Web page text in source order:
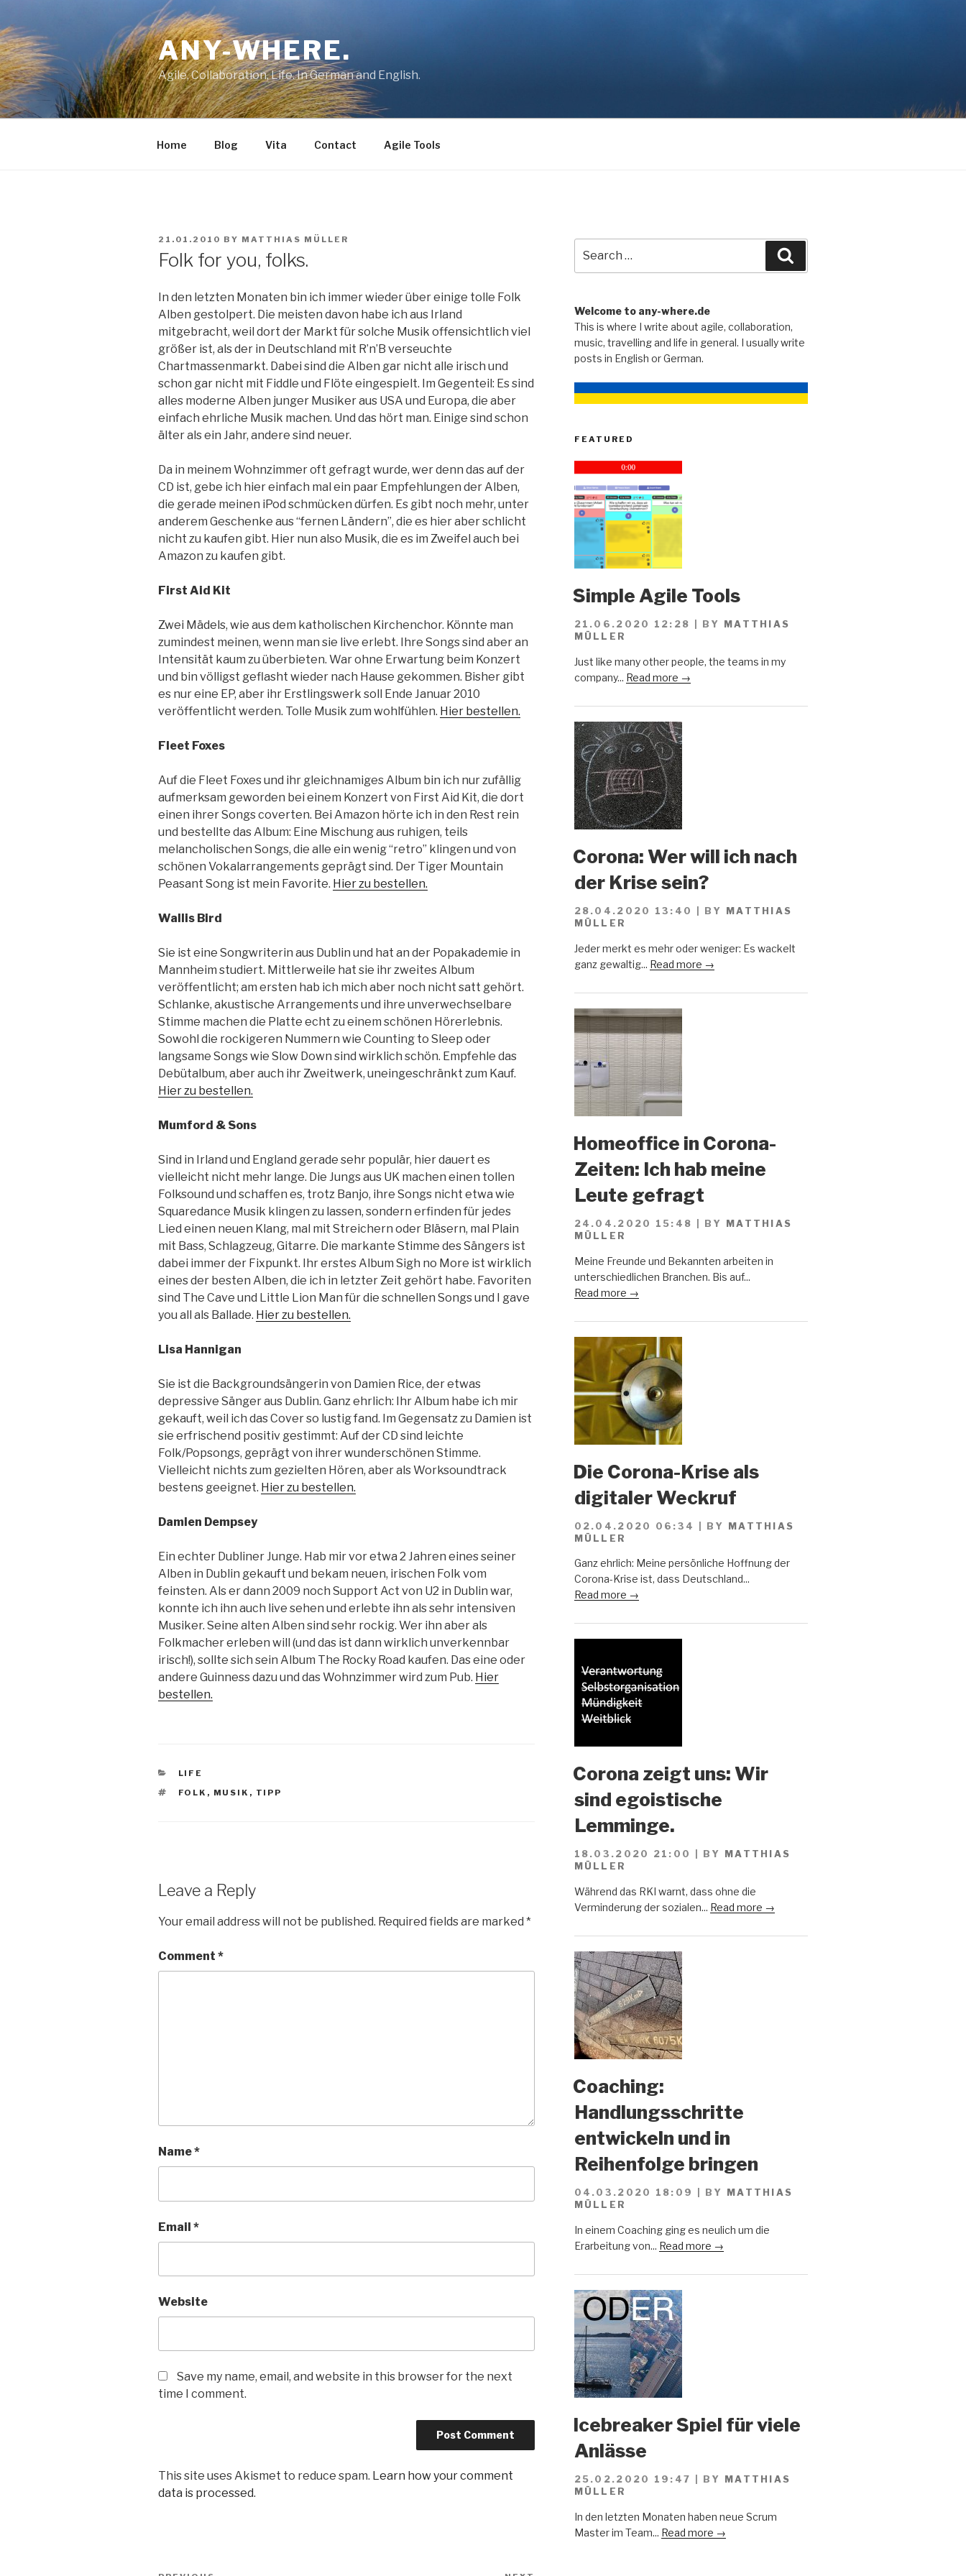
to
content
ANY-WHERE.
Agile, Collaboration, Life. In German and English.
Home Blog Vita Contact Agile Tools
POSTED
21.01.2010 BY MATTHIAS MÜLLER
Folk for you, folks.
In den letzten Monaten bin ich immer wieder über einige tolle Folk
Alben gestolpert. Die meisten davon habe ich aus Irland
mitgebracht, weil dort der Markt für solche Musik offensichtlich viel
größer ist, als der in Deutschland mit R’n’B verseuchte
Chartmassenmarkt. Dabei sind die Alben gar nicht alle irisch und
schon gar nicht mit Fiddle und Flöte eingespielt. Im Gegenteil: Es sind
alles moderne Alben junger Musiker aus USA und Europa, die aber
einfach ehrliche Musik machen. Und das hört man. Einige sind schon
älter als ein Jahr, andere sind neuer.
Da in meinem Wohnzimmer oft gefragt wurde, wer denn das auf der
CD ist, gebe ich hier einfach mal ein paar Empfehlungen der Alben,
die gerade meinen iPod schmücken dürfen. Es gibt noch mehr, unter
anderem Geschenke aus “fernen Ländern”, die es hier aber schlicht
nicht zu kaufen gibt. Hier nun also Musik, die es im Zweifel auch bei
Amazon zu kaufen gibt.
First Aid Kit
Zwei Mädels, wie aus dem katholischen Kirchenchor. Könnte man
zumindest meinen, wenn man sie live erlebt. Ihre Songs sind aber an
Intensität kaum zu überbieten. War ohne Erwartung beim Konzert
und bin völligst geflasht wieder nach Hause gekommen. Bisher gibt
es nur eine EP, aber ihr Erstlingswerk soll Ende Januar 2010
veröffentlicht werden. Tolle Musik zum wohlfühlen. Hier bestellen.
Fleet Foxes
Auf die Fleet Foxes und ihr gleichnamiges Album bin ich nur zufällig
aufmerksam geworden bei einem Konzert von First Aid Kit, die dort
einen ihrer Songs coverten. Bei Amazon hörte ich in den Rest rein
und bestellte das Album: Eine Mischung aus ruhigen, teils
melancholischen Songs, die alle ein wenig “retro” klingen und von
schönen Vokalarrangements geprägt sind. Der Tiger Mountain
Peasant Song ist mein Favorite. Hier zu bestellen.
Wallis Bird
Sie ist eine Songwriterin aus Dublin und hat an der Popakademie in
Mannheim studiert. Mittlerweile hat sie ihr zweites Album
veröffentlicht; am ersten hab ich mich aber noch nicht satt gehört.
Schlanke, akustische Arrangements und ihre unverwechselbare
Stimme machen die Platte echt zu einem schönen Hörerlebnis.
Sowohl die rockigeren Nummern wie Counting to Sleep oder
langsame Songs wie Slow Down sind wirklich schön. Empfehle das
Debütalbum, aber auch ihr Zweitwerk, uneingeschränkt zum Kauf.
Hier zu bestellen.
Mumford & Sons
Sind in Irland und England gerade sehr populär, hier dauert es
vielleicht nicht mehr lange. Die Jungs aus UK machen einen tollen
Folksound und schaffen es, trotz Banjo, ihre Songs nicht etwa wie
Squaredance Musik klingen zu lassen, sondern erfinden für jedes
Lied einen neuen Klang, mal mit Streichern oder Bläsern, mal Plain
mit Bass, Schlagzeug, Gitarre. Die markante Stimme des Sängers ist
dabei immer der Fixpunkt. Ihr erstes Album Sigh no More ist wirklich
eines der besten Alben, die ich in letzter Zeit gehört habe. Favoriten
sind The Cave und Little Lion Man für die schnellen Songs und I gave
you all als Ballade. Hier zu bestellen.
Lisa Hannigan
Sie ist die Backgroundsängerin von Damien Rice, der etwas
depressive Sänger aus Dublin. Ganz ehrlich: Ihr Album habe ich mir
gekauft, weil ich das Cover so lustig fand. Im Gegensatz zu Damien ist
sie erfrischend positiv gestimmt: Auf der CD sind leichte
Folk/Popsongs, geprägt von ihrer wunderschönen Stimme.
Vielleicht nichts zum gezielten Hören, aber als Worksoundtrack
bestens geeignet. Hier zu bestellen.
Damien Dempsey
Ein echter Dubliner Junge. Hab mir vor etwa 2 Jahren eines seiner
Alben in Dublin gekauft und bekam neuen, irischen Folk vom
feinsten. Als er dann 2009 noch Support Act von U2 in Dublin war,
konnte ich ihn auch live sehen und erlebte ihn als sehr intensiven
Musiker. Seine alten Alben sind sehr rockig. Wer ihn aber als
Folkmacher erleben will (und das ist dann wirklich unverkennbar
irisch!), sollte sich sein Album The Rocky Road kaufen. Das eine oder
andere Guinness dazu und das Wohnzimmer wird zum Pub. Hier
bestellen.
CATEGORIES
LIFE
TAGS
FOLK , MUSIK , TIPP
Leave a Reply
Your email address will not be published. Required fields are marked *
Comment *
Name*
Email *
Website
Save my name, email, and website in this browser for the next
time I comment.
This site uses Akismet to reduce spam. Learn how your comment
data is processed.
Post
for:
Welcome to any-where.de
This is where I write about agile, collaboration,
music, travelling and life in general. I usually write
posts in English or German.
FEATURED
Simple Agile Tools
21.06.2020 12:28 BY
MATTHIAS
MÜLLER
Just like many other people, the teams in my
company... Read more →
Corona: Wer will ich nach
der Krise sein?
28.04.2020 13:40 BY
MATTHIAS
MÜLLER
Jeder merkt es mehr oder weniger: Es wackelt
ganz gewaltig... Read more →
Homeoffice in Corona-
Zeiten: Ich hab meine
Leute gefragt
24.04.2020 15:48 BY
MATTHIAS
MÜLLER
Meine Freunde und Bekannten arbeiten in
unterschiedlichen Branchen. Bis auf...
Read more →
Die Corona-Krise als
digitaler Weckruf
02.04.2020 06:34 BY MATTHIAS
MÜLLER
Ganz ehrlich: Meine persönliche Hoffnung der
Corona-Krise ist, dass Deutschland...
Read more →
Corona zeigt uns: Wir
sind egoistische
Lemminge.
18.03.2020 21:00 BY
MATTHIAS
MÜLLER
Während das RKI warnt, dass ohne die
Verminderung der sozialen... Read more →
Coaching:
Handlungsschritte
entwickeln und in
Reihenfolge bringen
04.03.2020 18:09 BY
MATTHIAS
MÜLLER
In einem Coaching ging es neulich um die
Erarbeitung von... Read more →
Icebreaker Spiel für viele
Anlässe
25.02.2020 19:47 BY
MATTHIAS
MÜLLER
In den letzten Monaten haben neue Scrum
Master im Team... Read more →